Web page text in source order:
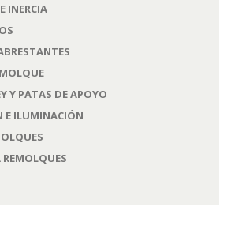
INERCIA
Y PATAS DE APOYO
E ILUMINACIÓN